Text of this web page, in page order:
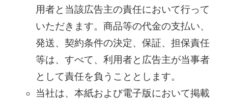
用者と当該広告主の責任において行って
いただきます。商品等の代金の支払い、
発送、契約条件の決定、保証、担保責任
等は、すべて、利用者と広告主が当事者
として責任を負うこととします。
当社は、本紙および電子版において掲載